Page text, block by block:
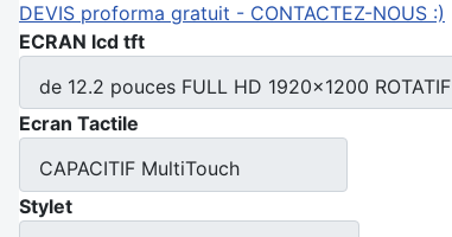
DEVIS proforma gratuit - CONTACTEZ-NOUS :)
ECRAN lcd tft
de 12.2 pouces FULL HD 1920x1200 ROTATIF
Ecran Tactile
CAPACITIF MultiTouch
Stylet